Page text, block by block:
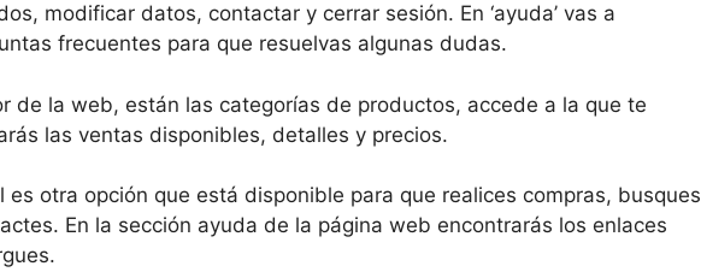
modificar datos, contactar y cerrar sesión. En ‘ayuda’ vas a
frecuentes para que resuelvas algunas dudas.
de la web, están las categorías de productos, accede a la que te
las ventas disponibles, detalles y precios.
es otra opción que está disponible para que realices compras, busques
En la sección ayuda de la página web encontrarás los enlaces